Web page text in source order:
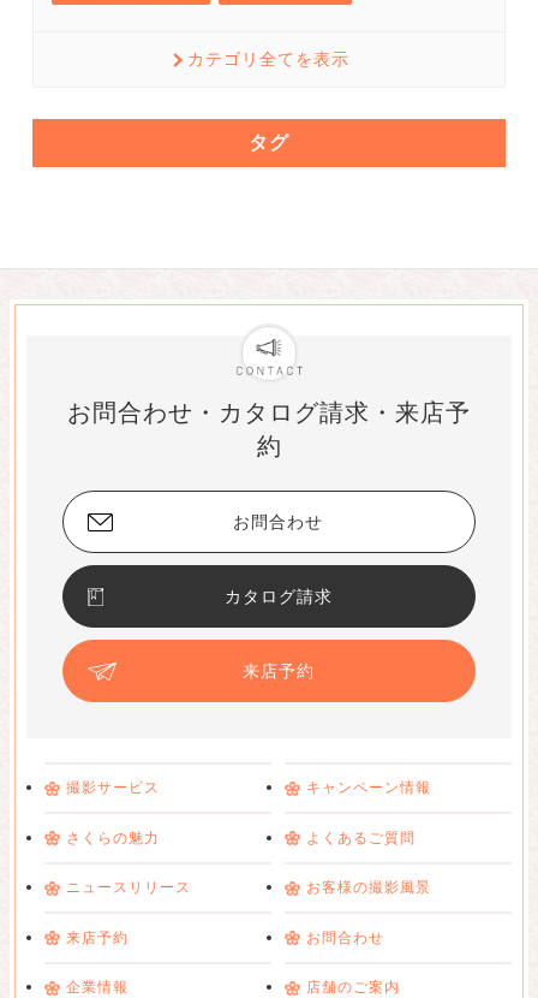
カテゴリ全てを表示
タグ
お問合わせ・カタログ請求・来店予
約
お問合わせ
カタログ請求
来店予約
撮影サービス キャンペーン情報
さくらの魅力 よくあるご質問
ニュースリリース お客様の撮影風景
来店予約 お問合わせ
企業情報 店舗のご案内